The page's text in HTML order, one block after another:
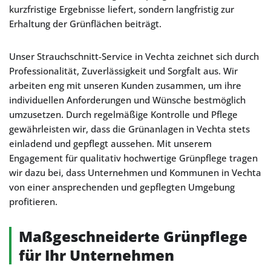
kurzfristige Ergebnisse liefert, sondern langfristig zur
Erhaltung der Grünflächen beiträgt.
Unser Strauchschnitt-Service in Vechta zeichnet sich durch
Professionalität, Zuverlässigkeit und Sorgfalt aus. Wir
arbeiten eng mit unseren Kunden zusammen, um ihre
individuellen Anforderungen und Wünsche bestmöglich
umzusetzen. Durch regelmäßige Kontrolle und Pflege
gewährleisten wir, dass die Grünanlagen in Vechta stets
einladend und gepflegt aussehen. Mit unserem
Engagement für qualitativ hochwertige Grünpflege tragen
wir dazu bei, dass Unternehmen und Kommunen in Vechta
von einer ansprechenden und gepflegten Umgebung
profitieren.
Maßgeschneiderte Grünpflege
für Ihr Unternehmen